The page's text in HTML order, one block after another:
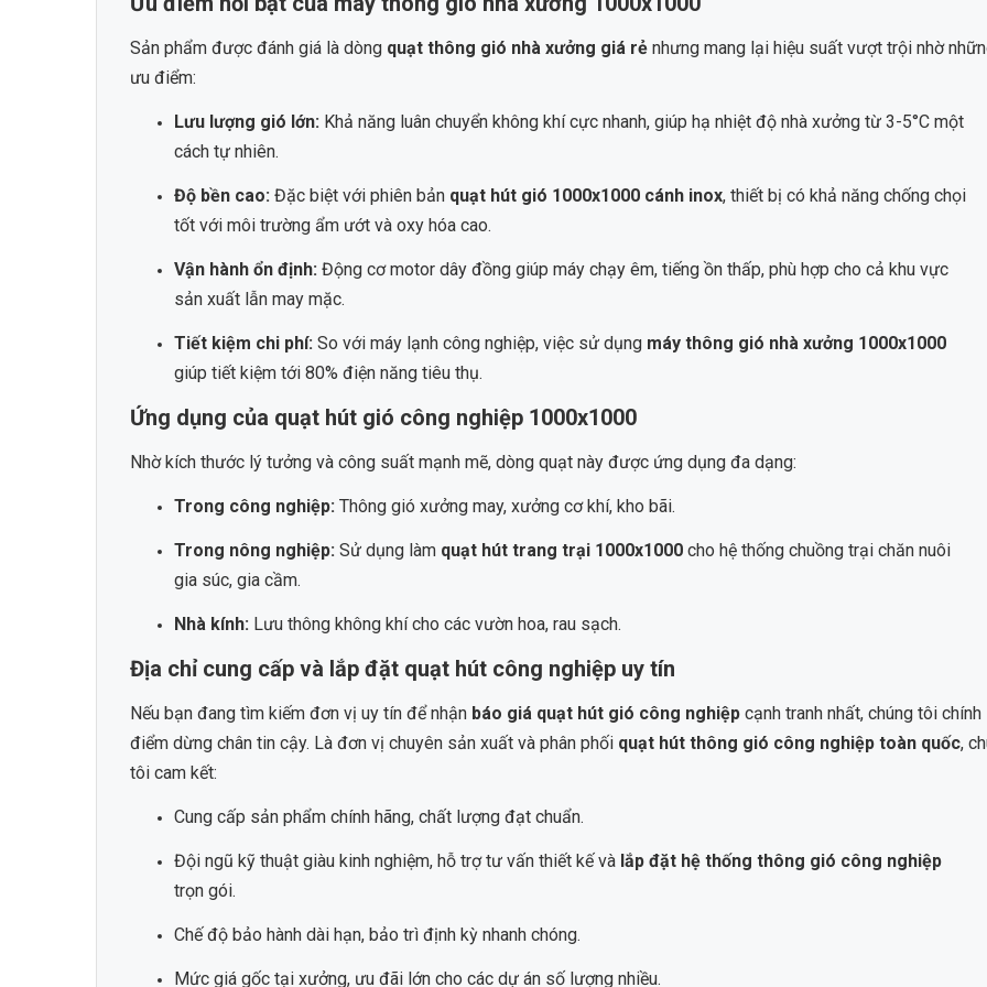
Sản phẩm được đánh giá là dòng quạt thông gió nhà xưởng giá rẻ nhưng mang lại hiệu suất vượt trội nhờ
ưu điểm:
Lưu lượng gió lớn: Khả năng luân chuyển không khí cực nhanh, giúp hạ nhiệt độ nhà xưởng từ 3-5°C một
cách tự nhiên.
Độ bền cao: Đặc biệt với phiên bản quạt hút gió 1000x1000 cánh inox, thiết bị có khả năng chống chọi
tốt với môi trường ẩm ướt và oxy hóa cao.
Vận hành ổn định: Động cơ motor dây đồng giúp máy chạy êm, tiếng ồn thấp, phù hợp cho cả khu vực
sản xuất lẫn may mặc.
Tiết kiệm chi phí: So với máy lạnh công nghiệp, việc sử dụng máy thông gió nhà xưởng 1000x1000
giúp tiết kiệm tới 80% điện năng tiêu thụ.
Ứng dụng của quạt hút gió công nghiệp 1000x1000
Nhờ kích thước lý tưởng và công suất mạnh mẽ, dòng quạt này được ứng dụng đa dạng:
Trong công nghiệp: Thông gió xưởng may, xưởng cơ khí, kho bãi.
Trong nông nghiệp: Sử dụng làm quạt hút trang trại 1000x1000 cho hệ thống chuồng trại chăn nuôi
gia súc, gia cầm.
Nhà kính: Lưu thông không khí cho các vườn hoa, rau sạch.
Địa chỉ cung cấp và lắp đặt quạt hút công nghiệp uy tín
Nếu bạn đang tìm kiếm đơn vị uy tín để nhận báo giá quạt hút gió công nghiệp cạnh tranh nhất, chúng tôi chính
điểm dừng chân tin cậy. Là đơn vị chuyên sản xuất và phân phối quạt hút thông gió công nghiệp toàn quốc,
tôi cam kết:
Cung cấp sản phẩm chính hãng, chất lượng đạt chuẩn.
Đội ngũ kỹ thuật giàu kinh nghiệm, hỗ trợ tư vấn thiết kế và lắp đặt hệ thống thông gió công nghiệp
trọn gói.
Chế độ bảo hành dài hạn, bảo trì định kỳ nhanh chóng.
Mức giá gốc tại xưởng, ưu đãi lớn cho các dự án số lượng nhiều.